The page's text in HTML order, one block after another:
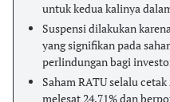
untuk kedua kalinya
Suspensi dilakukan
yang signifikan pada
perlindungan bagi
Saham RATU selalu
melesat 24,71% dan